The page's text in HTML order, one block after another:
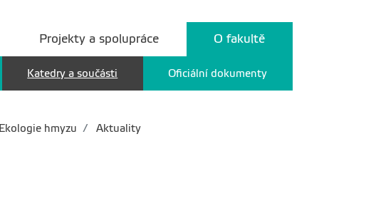
Projekty a spolupráce O fakultě
Katedry a součásti Oficiální dokumenty
Ekologie hmyzu Aktuality